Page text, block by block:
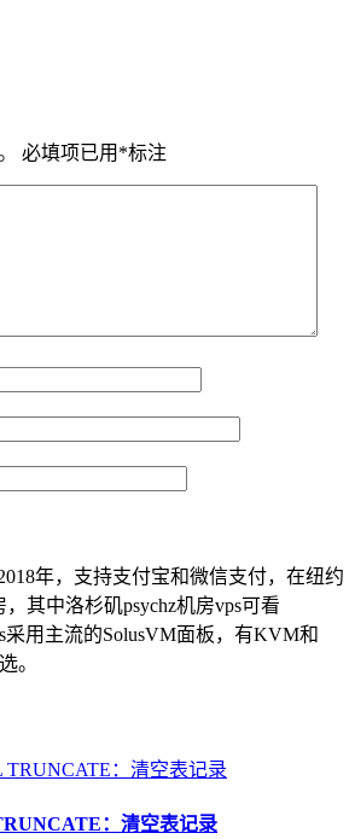
必填项已用 *标注
年，支持支付宝和微信支付，在纽约
其中洛杉矶psychz机房vps可看
采用主流的SolusVM面板，有KVM和
。
：清空表记录